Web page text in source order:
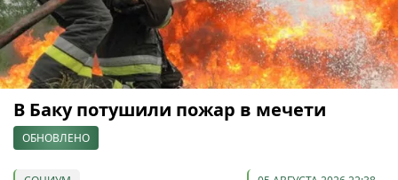
В Баку потушили пожар в мечети
ОБНОВЛЕНО